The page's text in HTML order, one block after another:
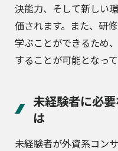
決能力、そして新しい
価されます。また、研
学ぶことができるため
することが可能となって
未経験者に必
は
未経験者が外資系コン